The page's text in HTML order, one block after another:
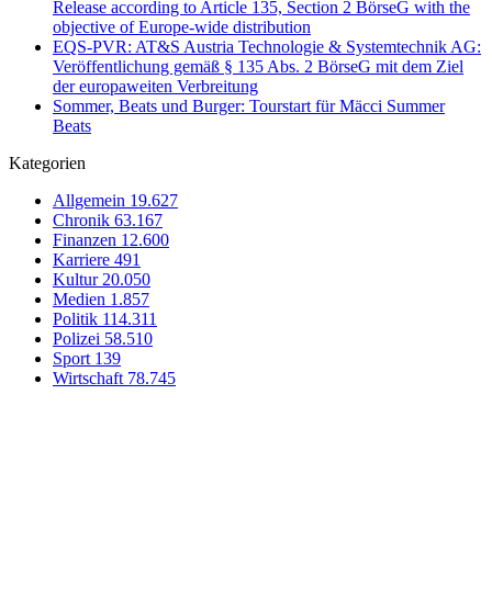
Release according to Article 135, Section 2 BörseG with the
objective of Europe-wide distribution
EQS-PVR: AT&S Austria Technologie & Systemtechnik AG:
Veröffentlichung gemäß § 135 Abs. 2 BörseG mit dem Ziel
der europaweiten Verbreitung
Sommer, Beats und Burger: Tourstart für Mäcci Summer
Beats
Kategorien
Allgemein 19.627
Chronik 63.167
Finanzen 12.600
Karriere 491
Kultur 20.050
Medien 1.857
Politik 114.311
Polizei 58.510
Sport 139
Wirtschaft 78.745